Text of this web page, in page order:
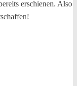
erschienen. Also